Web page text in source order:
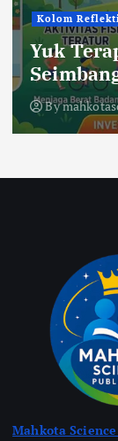
Kolom
Yuk
By
Mahkota